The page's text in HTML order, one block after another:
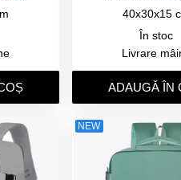
40x30x15
În stoc
Livrare
ADAUGǍ ÎN
NEW